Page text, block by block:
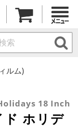
ルム)
18 Inch
ド ホリデ